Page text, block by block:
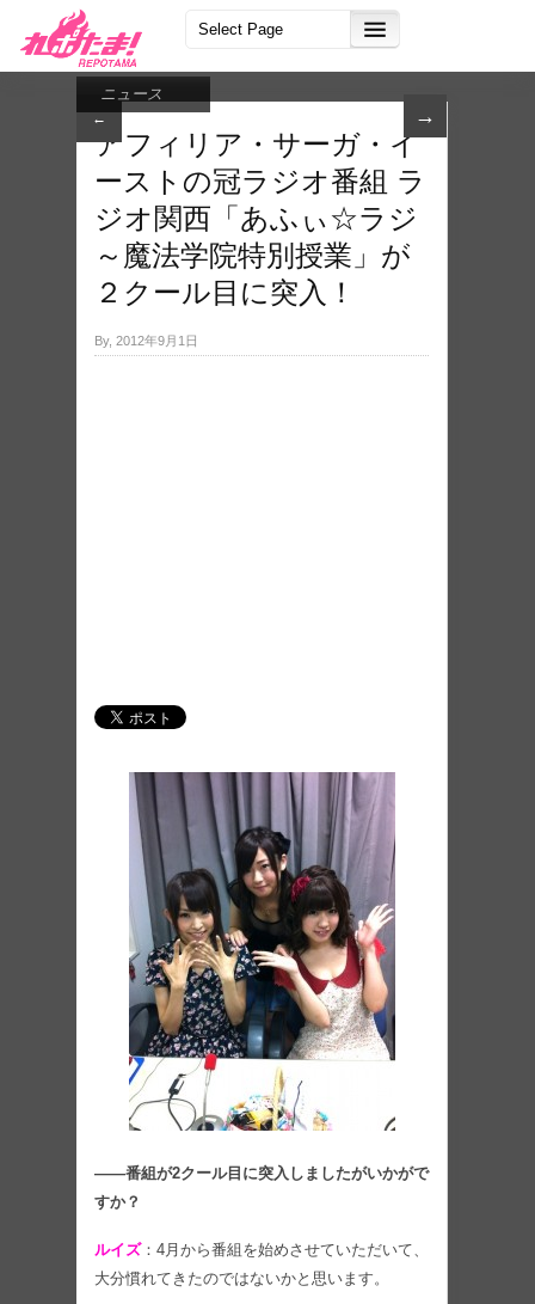
← →
ニュース
アフィリア・サーガ・イ
ーストの冠ラジオ番組 ラ
ジオ関西「あふぃ☆ラジ
～魔法学院特別授業」が
２クール目に突入！
By, 2012年9月1日
――番組が2クール目に突入しましたがいかがで
すか？
ルイズ：4月から番組を始めさせていただいて、
大分慣れてきたのではないかと思います。